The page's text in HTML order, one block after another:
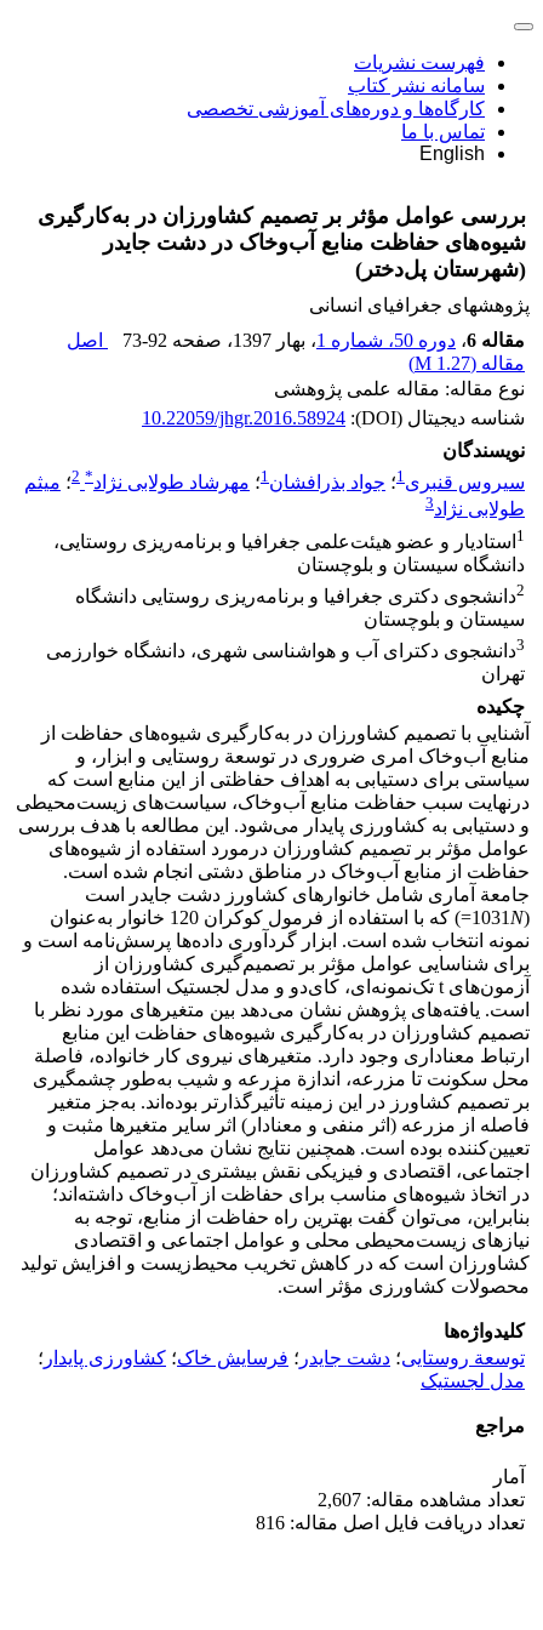
فهرست نشریات
سامانه نشر کتاب
کارگاه‌ها و دوره‌های آموزشی تخصصی
تماس با ما
English
بررسی عوامل مؤثر بر تصمیم کشاورزان در به‌کارگیری
شیوه‌های حفاظت منابع آب‌وخاک در دشت جایدر
(شهرستان پل‌دختر)
پژوهشهای جغرافیای انسانی
مقاله 6
، دوره 50، شماره 1 ، بهار 1397 ، صفحه 73-92
اصل
مقاله (1.27 M
)
نوع مقاله: مقاله علمی پژوهشی
شناسه دیجیتال (DOI):
10.22059/jhgr.2016.58924
نویسندگان
سیروس قنبری1؛ جواد بذرافشان1؛ مهرشاد طولابی نژاد*
2؛ میثم
طولابی نژاد3
1 استادیار و عضو هیئت‌علمی جغرافیا و برنامه‌ریزی روستایی،
دانشگاه سیستان و بلوچستان
2دانشجوی دکتری جغرافیا و برنامه‌ریزی روستایی دانشگاه
سیستان و بلوچستان
3دانشجوی دکترای آب و هواشناسی شهری، دانشگاه خوارزمی
تهران
چکیده
آشنایی با تصمیم کشاورزان در به‌کارگیری شیوه‌های حفاظت از
منابع آب‌وخاک امری ضروری در توسعة روستایی و ابزار، و
سیاستی برای دستیابی به اهداف حفاظتی از این منابع است که
درنهایت سبب حفاظت منابع آب‌وخاک، سیاست‌های زیست‌محیطی
و دستیابی به کشاورزی پایدار می‌شود. این مطالعه با هدف بررسی
عوامل مؤثر بر تصمیم کشاورزان درمورد استفاده از شیوه‌های
حفاظت از منابع آب‌وخاک در مناطق دشتی انجام شده است.
جامعة آماری شامل خانوارهای کشاورز دشت جایدر است
(1031
N
=) که با استفاده از فرمول کوکران 120 خانوار به‌عنوان
نمونه انتخاب شده است. ابزار گردآوری داده‌ها پرسش‌نامه است و
برای شناسایی عوامل مؤثر بر تصمیم‌گیری کشاورزان از
آزمون‌های t تک‌نمونه‌ای، کای‌دو و مدل لجستیک استفاده شده
است. یافته‌های پژوهش نشان می‌دهد بین متغیرهای مورد نظر با
تصمیم کشاورزان در به‌کارگیری شیوه‌های حفاظت این منابع
ارتباط معنا‌داری وجود دارد. متغیرهای نیروی کار خانواده، فاصلة
محل سکونت تا مزرعه، اندازة مزرعه و شیب به‌طور چشمگیری
بر تصمیم کشاورز در این زمینه تأثیرگذارتر بوده‌اند. به‌جز متغیر
فاصله از مزرعه (اثر منفی و معنادار) اثر سایر متغیرها مثبت و
تعیین‌کننده بوده است. همچنین نتایج نشان می‌دهد عوامل
اجتماعی، اقتصادی و فیزیکی نقش بیشتری در تصمیم کشاورزان
در اتخاذ شیوه‌های مناسب برای حفاظت از آب‌وخاک داشته‌اند؛
بنابراین، می‌توان گفت بهترین راه حفاظت از منابع، توجه به
نیازهای زیست‌محیطی محلی و عوامل اجتماعی و اقتصادی
کشاورزان است که در کاهش تخریب محیط‌زیست و افزایش تولید
محصولات کشاورزی مؤثر است.
کلیدواژه‌ها
توسعة روستایی؛ دشت جایدر ؛ فرسایش خاک؛ کشاورزی پایدار ؛
مدل لجستیک
مراجع
آمار
تعداد مشاهده مقاله: 2,607
تعداد دریافت فایل اصل مقاله: 816